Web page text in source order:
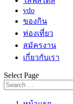
vdo
ของกิน
ท่องเที่ยว
สมัครงาน
เกี่ยวกับเรา
Select Page